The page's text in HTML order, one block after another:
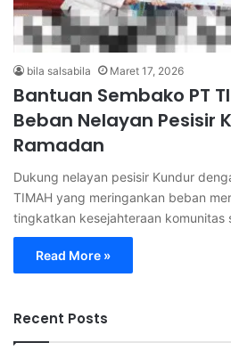
bila salsabila Maret 17, 2026
Bantuan Sembako PT
Beban Nelayan Pesisir
Ramadan
Dukung nelayan pesisir Kundur
TIMAH yang meringankan beban
tingkatkan kesejahteraan komunitas
Read More »
Recent Posts